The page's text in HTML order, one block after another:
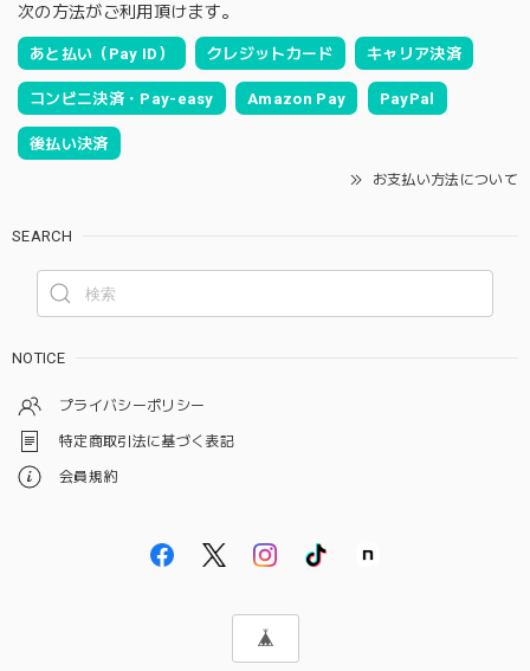
次の方法がご利用頂けます。
あと払い（Pay ID） クレジットカード キャリア決済
コンビニ決済・Pay-easy Amazon Pay PayPal
後払い決済
お支払い方法について
SEARCH
NOTICE
プライバシーポリシー
特定商取引法に基づく表記
会員規約